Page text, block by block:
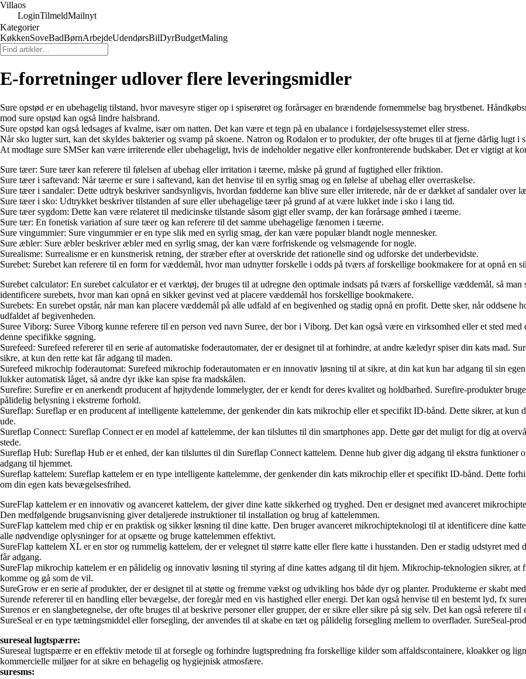
Villaos
LoginTilmeldMailnyt
Kategorier
KøkkenSoveBadBørnArbejdeUdendørsBilDyrBudgetMaling
E-forretninger udlover flere leveringsmidler
Sure opstød er en ubehagelig tilstand, hvor mavesyre stiger op i spiserøret og forårsager en brændende fornemmelse bag brystbenet.
mod sure opstød kan også lindre halsbrand.
Sure opstød kan også ledsages af kvalme, især om natten. Det kan være et tegn på en ubalance i fordøjelsessystemet eller stress.
Når sko lugter surt, kan det skyldes bakterier og svamp på skoene. Natron og Rodalon er to produkter, der ofte bruges til at fjerne dårlig lugt i
At modtage sure SMSer kan være irriterende eller ubehageligt, hvis de indeholder negative eller konfronterende budskaber. Det er vigtigt at
Sure tæer: Sure tæer kan referere til følelsen af ubehag eller irritation i tæerne, måske på grund af fugtighed eller friktion.
Sure tæer i saftevand: Når tæerne er sure i saftevand, kan det henvise til en syrlig smag og en følelse af ubehag eller overraskelse.
Sure tæer i sandaler: Dette udtryk beskriver sandsynligvis, hvordan fødderne kan blive sure eller irriterede, når de er dækket af sandaler over
Sure tæer i sko: Udtrykket beskriver tilstanden af sure eller ubehagelige tæer på grund af at være lukket inde i sko i lang tid.
Sure tæer sygdom: Dette kan være relateret til medicinske tilstande såsom gigt eller svamp, der kan forårsage ømhed i tæerne.
Sure tær: En fonetisk variation af sure tæer og kan referere til det samme ubehagelige fænomen i tæerne.
Sure vingummier: Sure vingummier er en type slik med en syrlig smag, der kan være populær blandt nogle mennesker.
Sure æbler: Sure æbler beskriver æbler med en syrlig smag, der kan være forfriskende og velsmagende for nogle.
Surealisme: Surrealisme er en kunstnerisk retning, der stræber efter at overskride det rationelle sind og udforske det underbevidste.
Surebet: Surebet kan referere til en form for væddemål, hvor man udnytter forskelle i odds på tværs af forskellige bookmakere for at opnå en
Surebet calculator: En surebet calculator er et værktøj, der bruges til at udregne den optimale indsats på tværs af forskellige væddemål, så
identificere surebets, hvor man kan opnå en sikker gevinst ved at placere væddemål hos forskellige bookmakere.
Surebets: En surebet opstår, når man kan placere væddemål på alle udfald af en begivenhed og stadig opnå en profit. Dette sker, når
udfaldet af begivenheden.
Suree Viborg: Suree Viborg kunne referere til en person ved navn Suree, der bor i Viborg. Det kan også være en virksomhed eller et sted
denne specifikke søgning.
Surefeed: Surefeed refererer til en serie af automatiske foderautomater, der er designet til at forhindre, at andre kæledyr spiser din kats mad.
sikre, at kun den rette kat får adgang til maden.
Surefeed mikrochip foderautomat: Surefeed mikrochip foderautomaten er en innovativ løsning til at sikre, at din kat kun har adgang til sin
lukker automatisk låget, så andre dyr ikke kan spise fra madskålen.
Surefire: Surefire er en anerkendt producent af højtydende lommelygter, der er kendt for deres kvalitet og holdbarhed. Surefire-produkter
pålidelig belysning i ekstreme forhold.
Sureflap: Sureflap er en producent af intelligente kattelemme, der genkender din kats mikrochip eller et specifikt ID-bånd. Dette sikrer, at kun
ude.
Sureflap Connect: Sureflap Connect er en model af kattelemme, der kan tilsluttes til din smartphones app. Dette gør det muligt for dig at
stede.
Sureflap Hub: Sureflap Hub er et enhed, der kan tilsluttes til din Sureflap Connect kattelem. Denne hub giver dig adgang til ekstra
adgang til hjemmet.
Sureflap kattelem: Sureflap kattelem er en type intelligente kattelemme, der genkender din kats mikrochip eller et specifikt ID-bånd. Dette
om din egen kats bevægelsesfrihed.
SureFlap kattelem er en innovativ og avanceret kattelem, der giver dine katte sikkerhed og tryghed. Den er designet med avanceret
Den medfølgende brugsanvisning giver detaljerede instruktioner til installation og brug af kattelemmen.
SureFlap kattelem med chip er en praktisk og sikker løsning til dine katte. Den bruger avanceret mikrochipteknologi til at identificere dine
alle nødvendige oplysninger for at opsætte og bruge kattelemmen effektivt.
SureFlap kattelem XL er en stor og rummelig kattelem, der er velegnet til større katte eller flere katte i husstanden. Den er stadig udstyret
får adgang.
SureFlap mikrochip kattelem er en pålidelig og innovativ løsning til styring af dine kattes adgang til dit hjem. Mikrochip-teknologien sikrer, at
komme og gå som de vil.
SureGrow er en serie af produkter, der er designet til at støtte og fremme vækst og udvikling hos både dyr og planter. Produkterne er skabt
Surende refererer til en handling eller bevægelse, der foregår med en vis hastighed eller energi. Det kan også henvise til en bestemt lyd, fx
Surenos er en slangbetegnelse, der ofte bruges til at beskrive personer eller grupper, der er sikre eller sikre på sig selv. Det kan også referere
SureSeal er en type tætningsmiddel eller forsegling, der anvendes til at skabe en tæt og pålidelig forsegling mellem to overflader. SureSeal-
sureseal lugtspærre:
Sureseal lugtspærre er en effektiv metode til at forsegle og forhindre lugtspredning fra forskellige kilder som affaldscontainere, kloakker og
kommercielle miljøer for at sikre en behagelig og hygiejnisk atmosfære.
suresms: